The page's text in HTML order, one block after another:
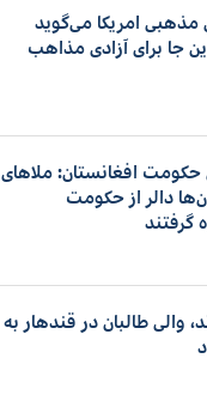
مذهبی امریکا می‌گوید
جا برای آزادی مذاهب
افغانستان: ملاهای
دالر از حکومت
گرفتند
والی طالبان در قندهار به